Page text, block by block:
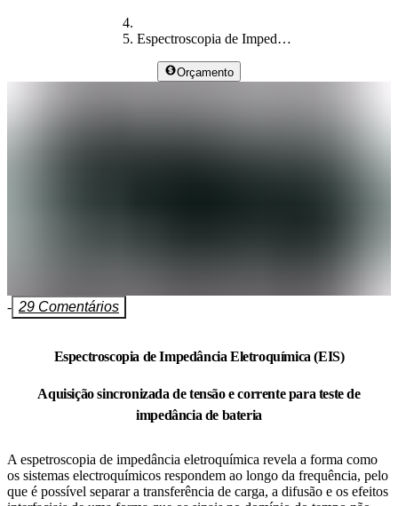
Espectroscopia de Impedância Eletroquímica (EIS)
Orçamento
- 29 Comentários
Espectroscopia de Impedância Eletroquímica (EIS)
Aquisição sincronizada de tensão e corrente para teste de
impedância de bateria
A espetroscopia de impedância eletroquímica revela a forma como
os sistemas electroquímicos respondem ao longo da frequência, pelo
que é possível separar a transferência de carga, a difusão e os efeitos